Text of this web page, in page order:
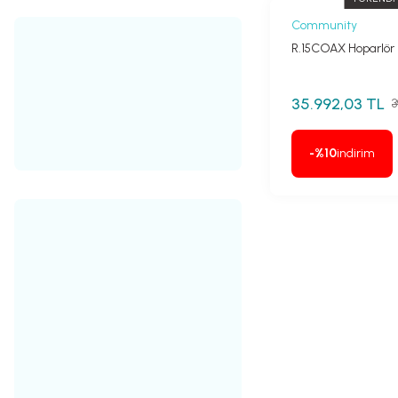
Community
R.15COAX Hoparlör
35.992,03 TL
-%10indirim